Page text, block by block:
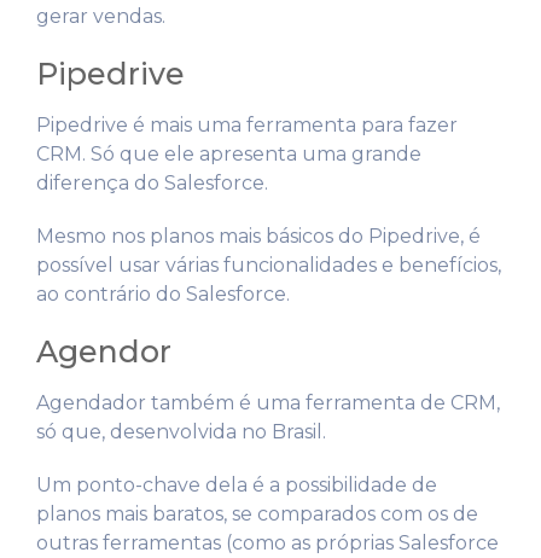
gerar vendas.
Pipedrive
Pipedrive é mais uma ferramenta para fazer
CRM. Só que ele apresenta uma grande
diferença do Salesforce.
Mesmo nos planos mais básicos do Pipedrive, é
possível usar várias funcionalidades e benefícios,
ao contrário do Salesforce.
Agendor
Agendador também é uma ferramenta de CRM,
só que, desenvolvida no Brasil.
Um ponto-chave dela é a possibilidade de
planos mais baratos, se comparados com os de
outras ferramentas (como as próprias Salesforce